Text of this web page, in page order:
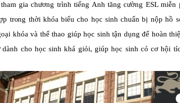
gia chương trình tiếng Anh tăng cường ESL
p trong thời khóabiểu cho học sinh chuẩnbị nộphồ
khóa và thể thao giúp học sinh tận dụng để hoàn
dành cho học sinh khá giỏi, giúp học sinh có cơ hội